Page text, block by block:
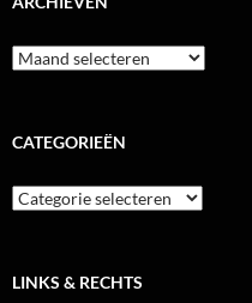
Archieven
CATEGORIEËN
Categorieën
LINKS & RECHTS